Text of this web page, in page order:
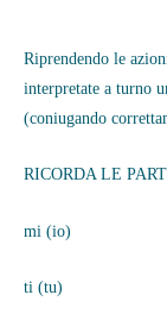
Riprendendo le
interpretate a turno
(coniugando
RICORDA LE
mi (io)
ti (tu)